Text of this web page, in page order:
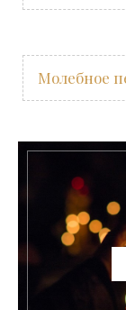
Молебное